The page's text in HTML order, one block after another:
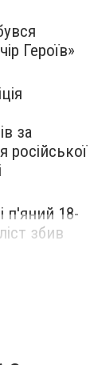
Героїв»
за
російської
п'яний 18-
збив